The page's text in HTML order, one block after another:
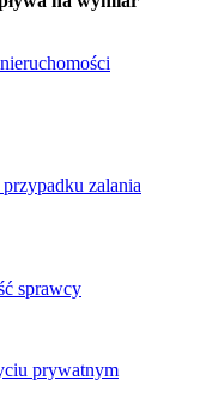
zalania
sprawcy
prywatnym